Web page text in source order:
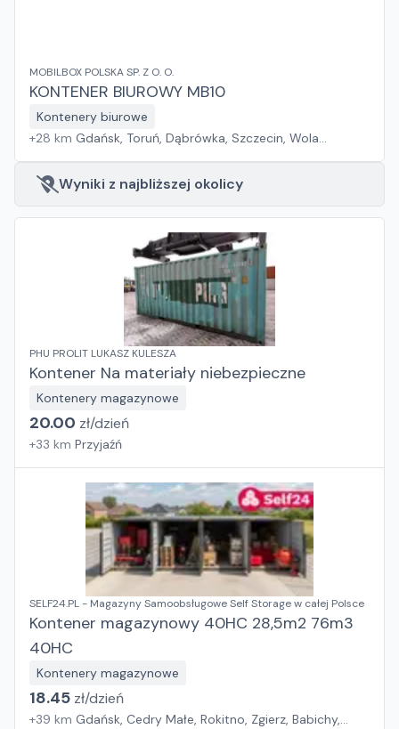
MOBILBOX POLSKA SP. Z O. O.
KONTENER BIUROWY MB10
Kontenery biurowe
+28 km Gdańsk, Toruń, Dąbrówka, Szczecin, Wola
Jakubowice Konińskie, Chorzów, Kraków, Dębica, Rzeszów
Wyniki z najbliższej okolicy
PHU PROLIT LUKASZ KULESZA
Kontener Na materiały niebezpieczne
Kontenery magazynowe
20.00 zł/dzień
+33 km Przyjaźń
SELF24.PL - Magazyny Samoobsługowe Self Storage w całej Polsce
Kontener magazynowy 40HC 28,5m2 76m3
40HC
Kontenery magazynowe
18.45 zł/dzień
+39 km Gdańsk, Cedry Małe, Rokitno, Zgierz, Babichy,